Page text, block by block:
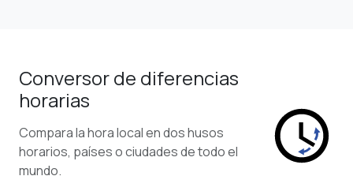
Conversor de diferencias
horarias
Compara la hora local en dos husos
horarios, países o ciudades de todo el
mundo.